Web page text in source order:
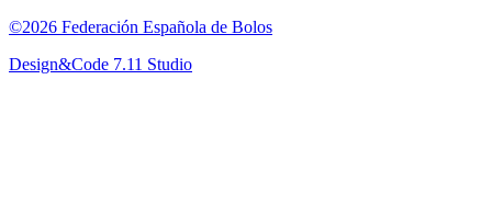
©2026 Federación Española de Bolos
Design&Code 7.11 Studio